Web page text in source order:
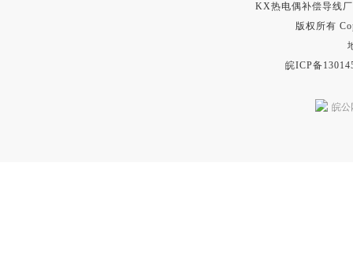
KX热电偶补偿导线
版权所有
皖ICP备
皖公